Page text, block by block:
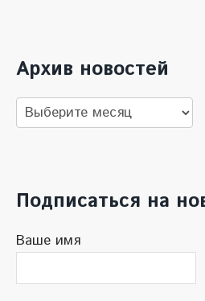
Архив новостей
Архив
новостей
Подписаться на
Ваше имя